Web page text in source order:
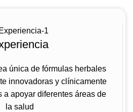
única de fórmulas herbales
innovadoras y clínicamente
a apoyar diferentes áreas de
la salud